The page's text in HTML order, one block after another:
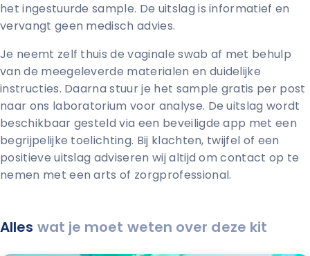
het ingestuurde sample. De uitslag is informatief en
vervangt geen medisch advies.
Je neemt zelf thuis de vaginale swab af met behulp
van de meegeleverde materialen en duidelijke
instructies. Daarna stuur je het sample gratis per post
naar ons laboratorium voor analyse. De uitslag wordt
beschikbaar gesteld via een beveiligde app met een
begrijpelijke toelichting. Bij klachten, twijfel of een
positieve uitslag adviseren wij altijd om contact op te
nemen met een arts of zorgprofessional.
Alles wat je moet weten over deze kit